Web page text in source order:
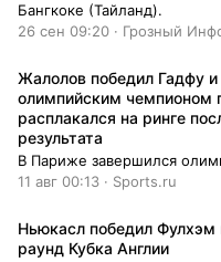
Бангкоке (Тайланд).
26 сен 09:20 · Грозный
Жалолов победил Гадфу
олимпийским чемпионом
расплакался на ринге
результата
В Париже завершился
11 авг 00:13 · Sports.ru
Ньюкасл победил
раунд Кубка Англии